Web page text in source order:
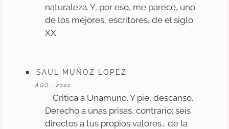
naturaleza. Y, por eso, me parece, uno
de los mejores, escritores, de el siglo
XX.
SAUL MUÑOZ LOPEZ
AGO., 2022
Critica a Unamuno. Y pie, descanso.
Derecho a unas prisas, contrario: seis
directos a tus propios valores… de la